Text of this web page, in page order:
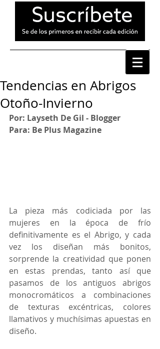
Tendencias en Abrigos
Otoño-Invierno
Por: Layseth De Gil - Blogger
Para: Be Plus Magazine
La pieza más codiciada por las
mujeres en la época de frío
definitivamente es el Abrigo, y cada
vez los diseñan más bonitos,
sorprende la creatividad que ponen
en estas prendas, tanto así que
pasamos de los antiguos abrigos
monocromáticos a combinaciones
de texturas excéntricas, colores
llamativos y muchísimas apuestas en
diseño.